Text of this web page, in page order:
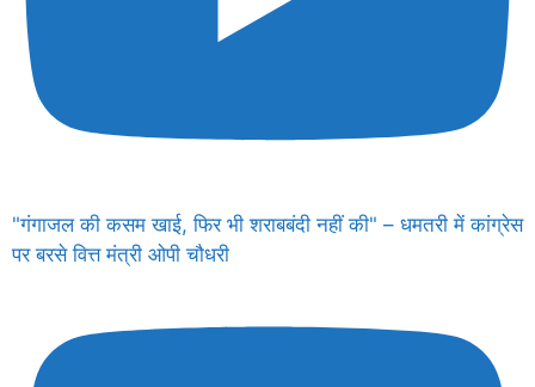
"गंगाजल की कसम खाई, फिर भी शराबबंदी नहीं की" – धमतरी में कांग्रेस
पर बरसे वित्त मंत्री ओपी चौधरी